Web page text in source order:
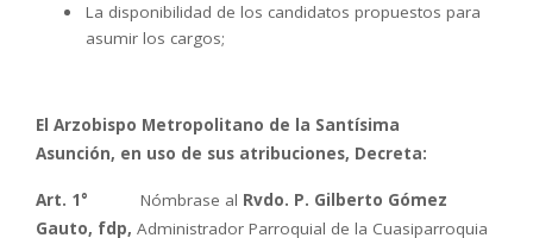
La disponibilidad de los candidatos propuestos para
asumir los cargos;
El Arzobispo Metropolitano de la Santísima
Asunción, en uso de sus atribuciones, Decreta:
Art. 1° Nómbrase al Rvdo. P. Gilberto Gómez
Gauto, fdp, Administrador Parroquial de la Cuasiparroquia